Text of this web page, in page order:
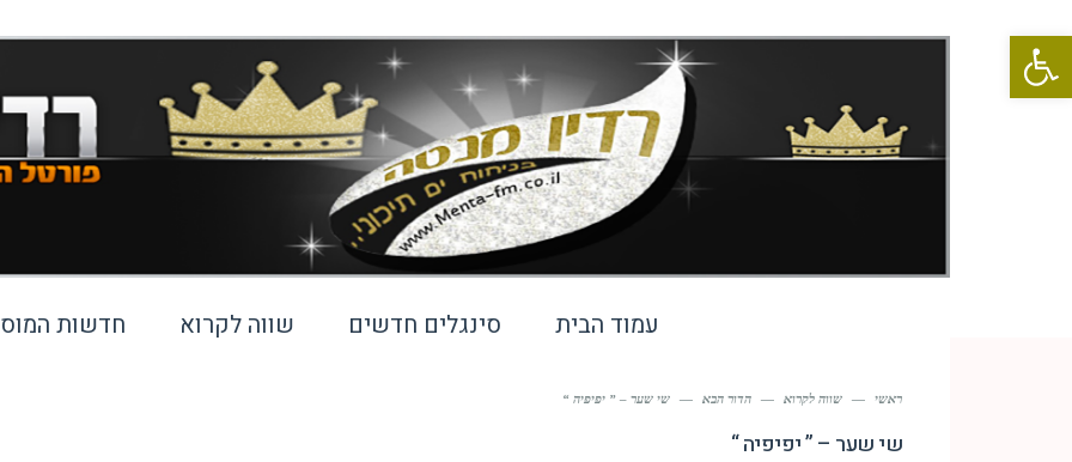
פתח סרגל נגישות
עמוד הבית סינגלים חדשים שווה לקרוא חדשות
ראשי — שווה לקרוא — הדור הבא — שי שער – ” יפיפיה “
שי שער – ” יפיפיה “